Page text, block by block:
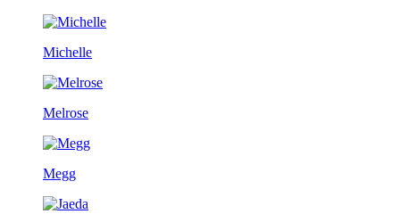
Michelle
Melrose
Megg